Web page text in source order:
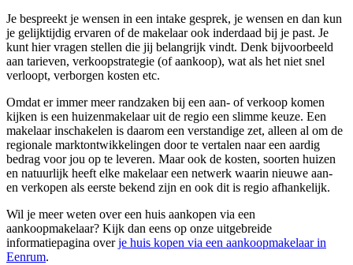
Je bespreekt je wensen in een intake gesprek, je wensen en dan kun
je gelijktijdig ervaren of de makelaar ook inderdaad bij je past. Je
kunt hier vragen stellen die jij belangrijk vindt. Denk bijvoorbeeld
aan tarieven, verkoopstrategie (of aankoop), wat als het niet snel
verloopt, verborgen kosten etc.
Omdat er immer meer randzaken bij een aan- of verkoop komen
kijken is een huizenmakelaar uit de regio een slimme keuze. Een
makelaar inschakelen is daarom een verstandige zet, alleen al om de
regionale marktontwikkelingen door te vertalen naar een aardig
bedrag voor jou op te leveren. Maar ook de kosten, soorten huizen
en natuurlijk heeft elke makelaar een netwerk waarin nieuwe aan-
en verkopen als eerste bekend zijn en ook dit is regio afhankelijk.
Wil je meer weten over een huis aankopen via een
aankoopmakelaar? Kijk dan eens op onze uitgebreide
informatiepagina overje huis kopen via een aankoopmakelaar in
Eenrum.